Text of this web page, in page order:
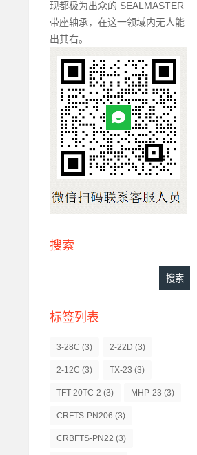
现都极为出众的 SEALMASTER
带座轴承，在这一领域内无人能
出其右。
搜索
标签列表
3-28C (3) 2-22D (3)
2-12C (3) TX-23 (3)
TFT-20TC-2 (3) MHP-23 (3)
CRFTS-PN206 (3)
CRBFTS-PN22 (3)